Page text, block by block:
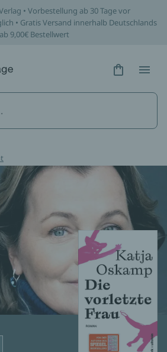
• Vorbestellung ab 30 Tage vor
• Gratis Versand innerhalb Deutschlands
ab 9,00€ Bestellwert
Hidden